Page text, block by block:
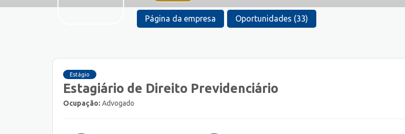
Página da empresa Oportunidades (33)
Estágio
Estagiário de Direito Previdenciário
Ocupação: Advogado